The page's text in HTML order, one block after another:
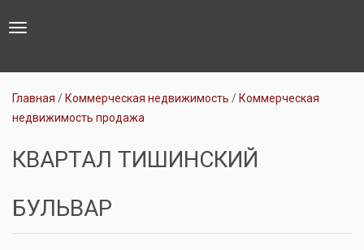
Toggle
Главная Коммерческая недвижимость
Коммерческая
недвижимость продажа
КВАРТАЛ ТИШИНСКИЙ
БУЛЬВАР